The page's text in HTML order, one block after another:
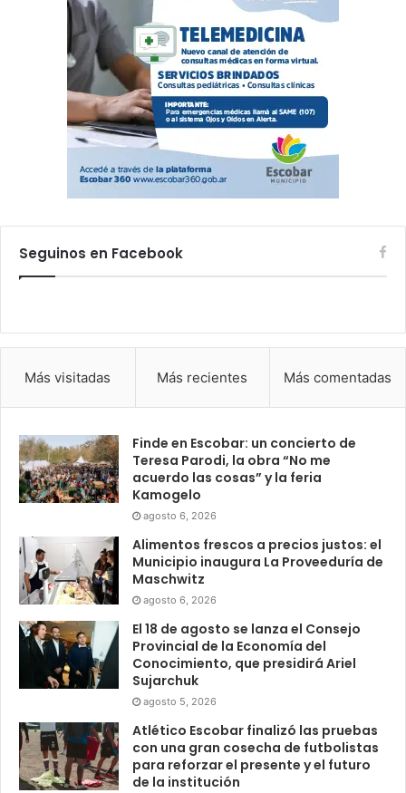
Seguinos en Facebook
Más visitadas Más recientes Más comentadas
Finde en Escobar: un concierto de
Teresa Parodi, la obra “No me
acuerdo las cosas” y la feria
Kamogelo
agosto 6, 2026
Alimentos frescos a precios justos: el
Municipio inaugura La Proveeduría de
Maschwitz
agosto 6, 2026
El 18 de agosto se lanza el Consejo
Provincial de la Economía del
Conocimiento, que presidirá Ariel
Sujarchuk
agosto 5, 2026
Atlético Escobar finalizó las pruebas
con una gran cosecha de futbolistas
para reforzar el presente y el futuro
de la institución